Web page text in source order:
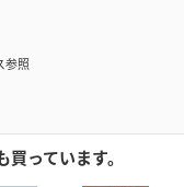
参照
っています。